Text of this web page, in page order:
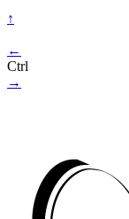
↑
←
Ctrl
→